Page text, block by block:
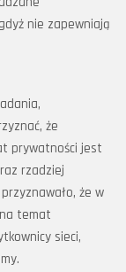
nie zapewniają
że
prywatności jest
rzadziej
że w
temat
sieci,